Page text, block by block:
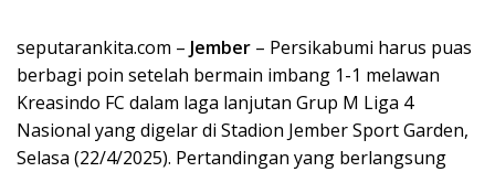
seputarankita.com – Jember – Persikabumi harus puas
berbagi poin setelah bermain imbang 1-1 melawan
Kreasindo FC dalam laga lanjutan Grup M Liga 4
Nasional yang digelar di Stadion Jember Sport Garden,
Selasa (22/4/2025). Pertandingan yang berlangsung